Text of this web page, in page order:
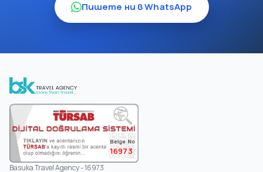
Пишете ни в WhatsApp
16973
Basuka Travel Agency - 16973